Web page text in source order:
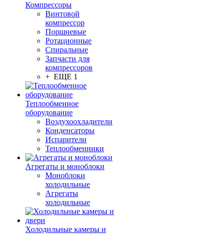
Компрессоры
Винтовой
компрессор
Поршневые
Ротационные
Спиральные
Запчасти для
компрессоров
+ ЕЩЕ 1
Теплообменное
оборудование
Воздухоохладители
Конденсаторы
Испарители
Теплообменники
Агрегаты и моноблоки
Моноблоки
холодильные
Агрегаты
холодильные
Холодильные камеры и